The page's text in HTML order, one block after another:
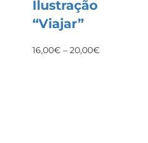
Ilustração
“Viajar”
16,00€ – 20,00€